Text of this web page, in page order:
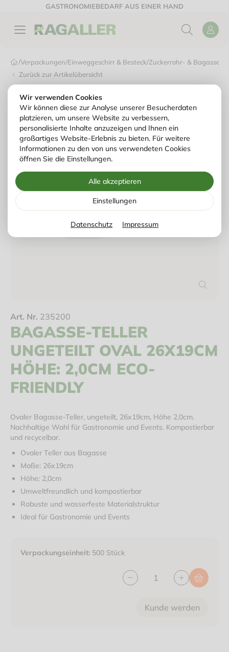
Wir verwenden Cookies
Wir können diese zur Analyse unserer Besucherdaten
platzieren, um unsere Website zu verbessern,
personalisierte Inhalte anzuzeigen und Ihnen ein
großartiges Website-Erlebnis zu bieten. Für weitere
Informationen zu den von uns verwendeten Cookies
öffnen Sie die Einstellungen.
Alle akzeptieren
Einstellungen
Datenschutz Impressum
GASTRONOMIEBEDARF AUS EINER HAND
/Verpackungen/Einweggeschirr & Besteck/Zuckerrohr- & Bagasse-
Zurück zur Artikelübersicht
Art. Nr. 235200
BAGASSE-TELLER
UNGETEILT OVAL 26X19CM
HÖHE: 2,0CM ECO-
FRIENDLY
Ovaler Bagasse-Teller, ungeteilt, 26x19cm, Höhe 2,0cm.
Nachhaltige Wahl für Gastronomie und Events. Kompostierbar
und recycelbar.
Ovaler Teller aus Bagasse
Maße: 26x19cm
Höhe: 2,0cm
Umweltfreundlich und kompostierbar
Robuste und wasserfeste Materialstruktur
Ideal für Gastronomie und Events
Verpackungseinheit: 500 Stück
Kunde werden